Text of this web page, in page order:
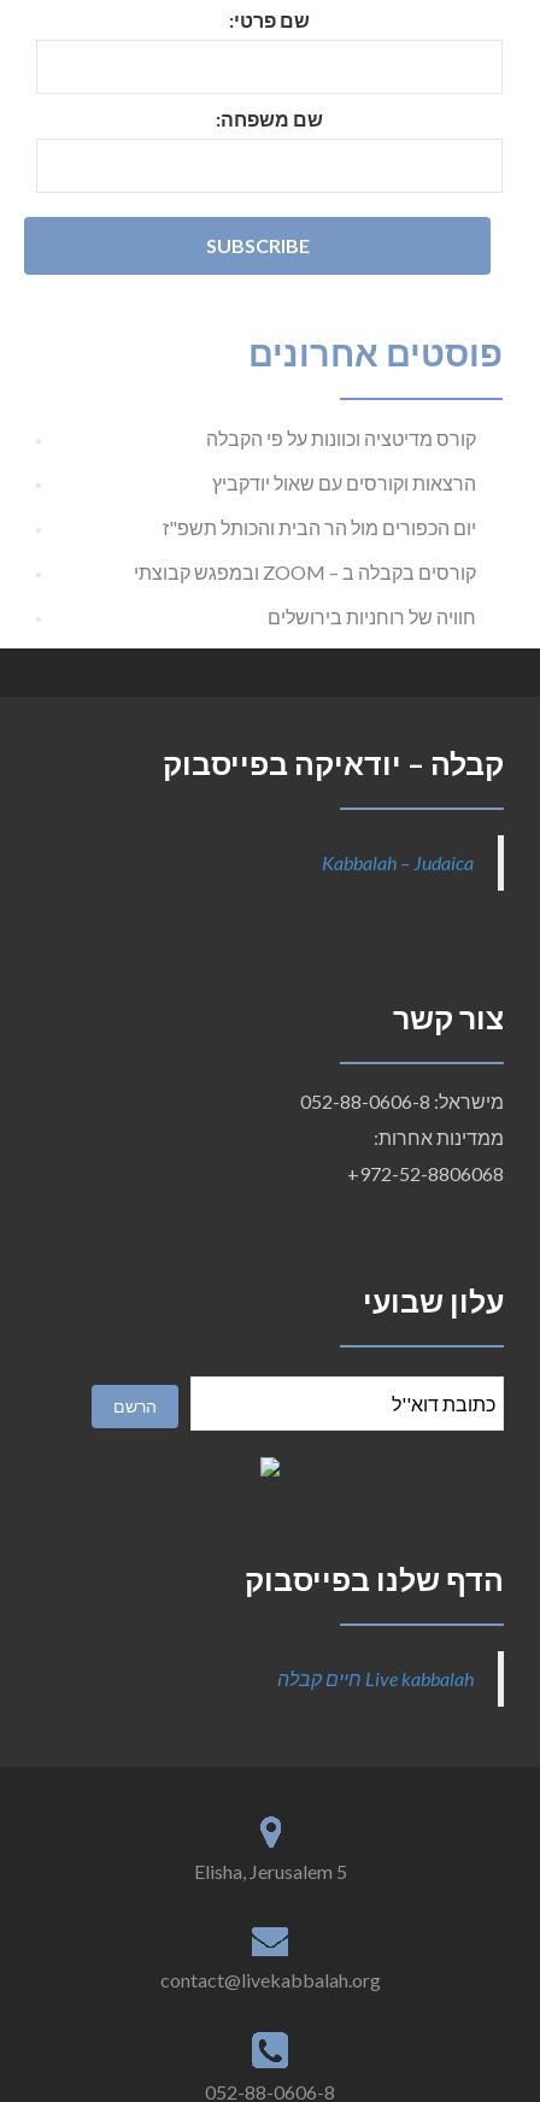
שם פרטי:
שם משפחה:
פוסטים אחרונים
קורס מדיטציה וכוונות על פי הקבלה
הרצאות וקורסים עם שאול יודקביץ
יום הכפורים מול הר הבית והכותל תשפ"ז
קורסים בקבלה ב – ZOOM ובמפגש קבוצתי
חוויה של רוחניות בירושלים
קבלה – יודאיקה בפייסבוק
Kabbalah – Judaica
צור קשר
מישראל: 052-88-0606-8
ממדינות אחרות:
972-52-8806068+
עלון שבועי
הדף שלנו בפייסבוק
‎Live kabbalah חיים קבלה‎
5 Elisha, Jerusalem
contact@livekabbalah.org
052-88-0606-8